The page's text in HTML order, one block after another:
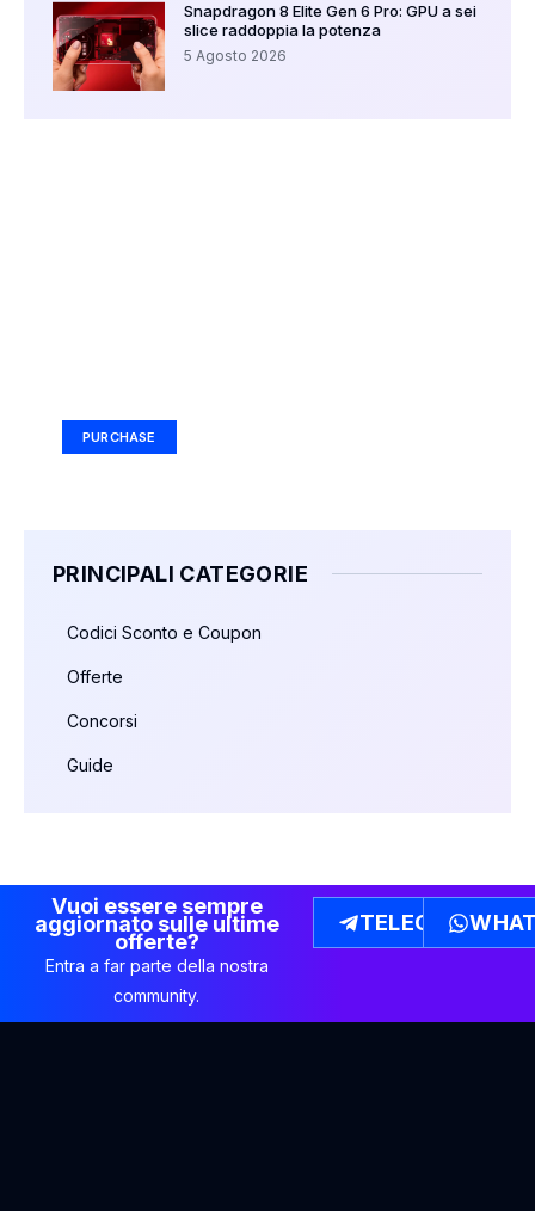
Snapdragon 8 Elite Gen 6 Pro: GPU a sei
slice raddoppia la potenza
5 Agosto 2026
PURCHASE
PRINCIPALI CATEGORIE
Codici Sconto e Coupon
Offerte
Concorsi
Guide
Vuoi essere sempre
aggiornato sulle ultime
offerte?
Entra a far parte della nostra
community.
TELEGRAM